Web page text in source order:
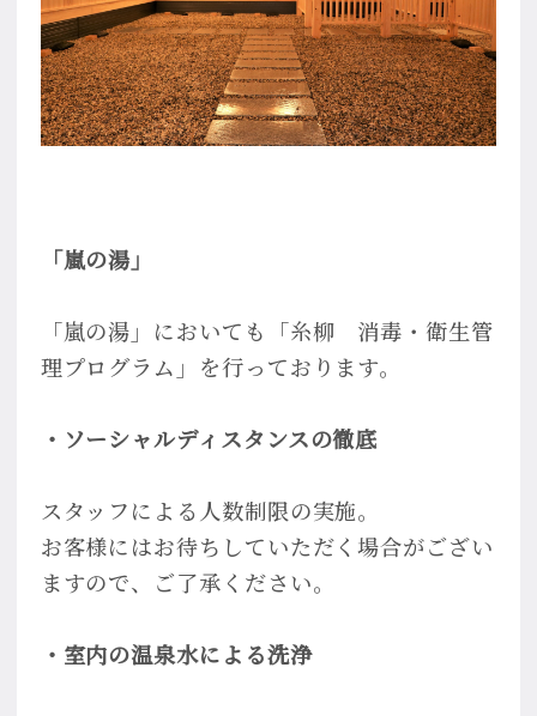
「嵐の湯」
「嵐の湯」においても「糸柳 消毒・衛生管
理プログラム」を行っております。
・ソーシャルディスタンスの徹底
スタッフによる人数制限の実施。
お客様にはお待ちしていただく場合がござい
ますので、ご了承ください。
・室内の温泉水による洗浄